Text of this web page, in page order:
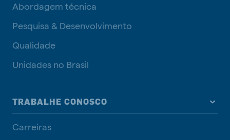
Abordagem técnica
Pesquisa & Desenvolvimento
Qualidade
Unidades no Brasil
TRABALHE CONOSCO
Carreiras